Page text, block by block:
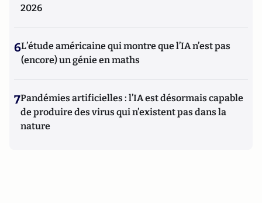
2026
6L’étude américaine qui montre que l’IA n’est pas
(encore) un génie en maths
7Pandémies artificielles : l’IA est désormais capable
de produire des virus qui n’existent pas dans la
nature